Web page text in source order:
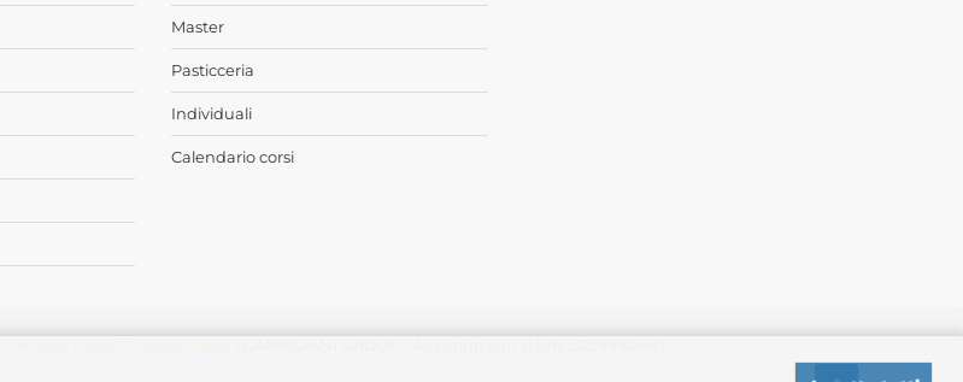
Master
Pasticceria
Individuali
Calendario corsi